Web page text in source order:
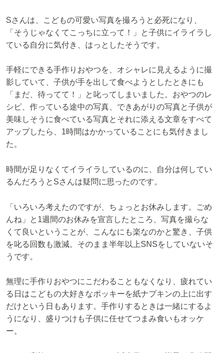
Sさんは、こどもの可愛い写真を撮ろうと必死になり、
「そうじゃなくてこっちに立って！」と子供にイライラし
ている自分に気付き、はっとしたそうです。
手軽にできる手作りおやつを、オシャレに見えるように撮
影していて、子供が手を出して食べようとしたときにも
「まだ、待ってて！」と叱ってしまいました。おやつのレ
シピ、作っている途中の写真、できあがりの写真と子供が
美味しそうに食べている写真とそれに添える文章をすべて
アップしたら、1時間はかかっていることにも気付きまし
た。
時間が足りなくてイライラしているのに、自分は何してい
るんだろうとSさんは疑問に思ったのです。
「いろいろ考えたのですが、ちょっとお休みします。ごめ
んね」と1週間のお休みを宣言したところ、写真を撮らな
くて良いということが、こんなにも楽なのかと驚き、子供
を叱る回数も激減。そのまま半年以上SNSをしていないそ
うです。
無理に手作りおやつにこだわることもなくなり、疲れてい
る日はこどもの大好きなポッキーを紙ナプキンの上に出す
だけという日もあります。手作りするときは一緒にするよ
うになり、盛りつけも子供に任せてつまみ食いもオッケ
ー。